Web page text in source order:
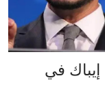
إيباك في